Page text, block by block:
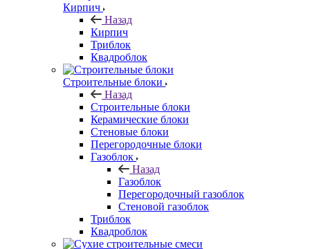
Кирпич
Назад
Кирпич
Триблок
Квадроблок
Строительные блоки
Назад
Строительные блоки
Керамические блоки
Стеновые блоки
Перегородочные блоки
Газоблок
Назад
Газоблок
Перегородочный газоблок
Стеновой газоблок
Триблок
Квадроблок